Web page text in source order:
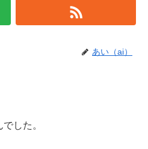
あい（ai）
した。